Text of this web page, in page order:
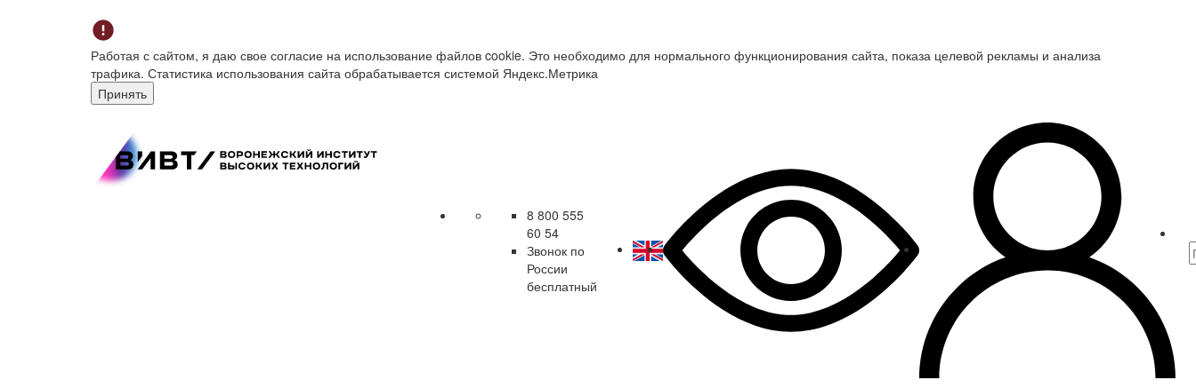
Работая с сайтом, я даю свое согласие на использование файлов cookie. Это необходимо для нормального функционирования сайта, показа целевой рекламы и анализа
трафика. Статистика использования сайта обрабатывается системой Яндекс.Метрика
Принять
8 800 555
60 54
Звонок по
России
бесплатный